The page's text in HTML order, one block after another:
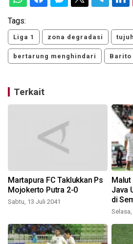
Tags:
Liga 1 zona degradasi
bertarung menghindari Barito
Terkait
Martapura FC Taklukkan Ps
Mojokerto Putra 2-0
Sabtu, 13 Juli 2041
Malut
Java
di